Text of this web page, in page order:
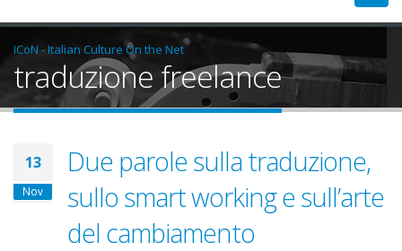
ICoN - Italian Culture On the Net
traduzione freelance
13
Nov
Due parole sulla traduzione,
sullo smart working e sull’arte
del cambiamento